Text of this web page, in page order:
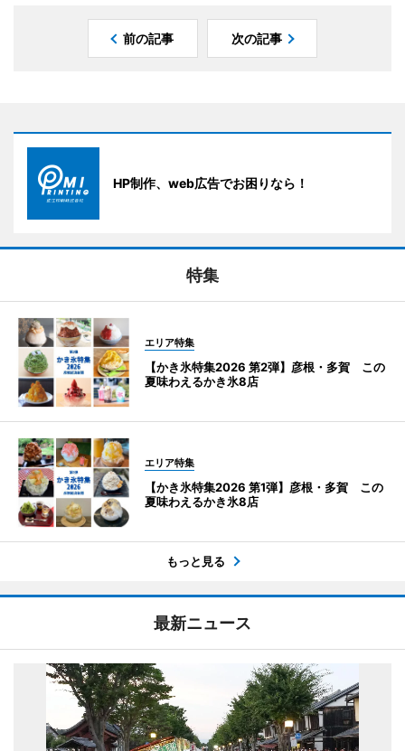
前の記事 次の記事
HP制作、web広告でお困りなら！
特集
エリア特集
【かき氷特集2026 第2弾】彦根・多賀 この
夏味わえるかき氷8店
エリア特集
【かき氷特集2026 第1弾】彦根・多賀 この
夏味わえるかき氷8店
もっと見る
最新ニュース